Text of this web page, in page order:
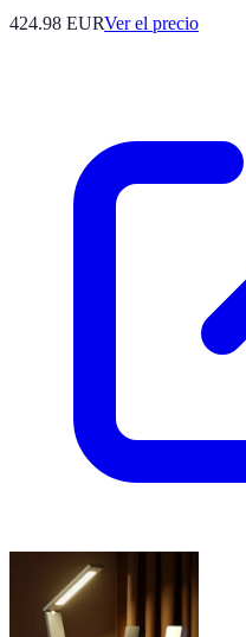
424.98 EURVer el precio